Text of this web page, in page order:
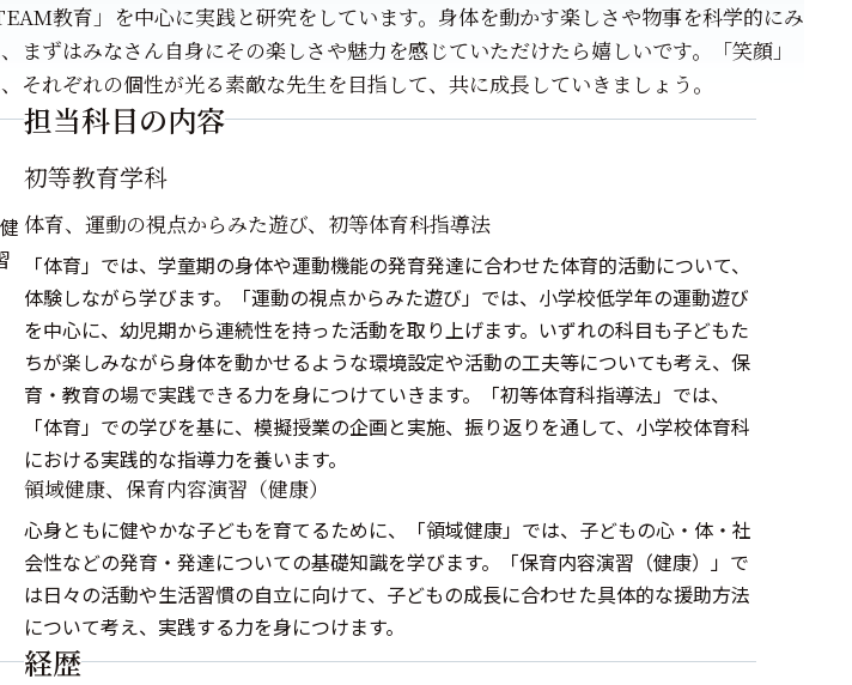
教育」を中心に実践と研究をしています。身体を動かす楽しさや物事を科学的にみ
まずはみなさん自身にその楽しさや魅力を感じていただけたら嬉しいです。「笑顔」
それぞれの個性が光る素敵な先生を目指して、共に成長していきましょう。
担当科目の内容
初等教育学科
体育、運動の視点からみた遊び、初等体育科指導法
「体育」では、学童期の身体や運動機能の発育発達に合わせた体育的活動について、
体験しながら学びます。「運動の視点からみた遊び」では、小学校低学年の運動遊び
を中心に、幼児期から連続性を持った活動を取り上げます。いずれの科目も子どもた
ちが楽しみながら身体を動かせるような環境設定や活動の工夫等についても考え、保
育・教育の場で実践できる力を身につけていきます。「初等体育科指導法」では、
「体育」での学びを基に、模擬授業の企画と実施、振り返りを通して、小学校体育科
における実践的な指導力を養います。
領域健康、保育内容演習（健康）
心身ともに健やかな子どもを育てるために、「領域健康」では、子どもの心・体・社
会性などの発育・発達についての基礎知識を学びます。「保育内容演習（健康）」で
は日々の活動や生活習慣の自立に向けて、子どもの成長に合わせた具体的な援助方法
について考え、実践する力を身につけます。
経歴